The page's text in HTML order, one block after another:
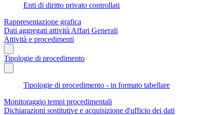
Enti di diritto privato controllati
Rappresentazione grafica
Dati aggregati attività Affari Generali
Attività e procedimenti
Tipologie di procedimento
Tipologie di procedimento - in formato tabellare
Monitoraggio tempi procedimentali
Dichiarazioni sostitutive e acquisizione d'ufficio dei dati